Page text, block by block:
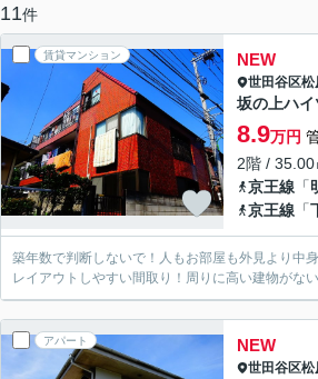
11件
賃貸マンション NEW
世田谷区松
坂の上ハイ
8.9万円
2階 /
京王線 「
京王線 「
築年数で判断しないで！人もお部屋も外見より中
レイアウトしやすい間取り！周りに高い建物がな
アパート NEW
世田谷区松